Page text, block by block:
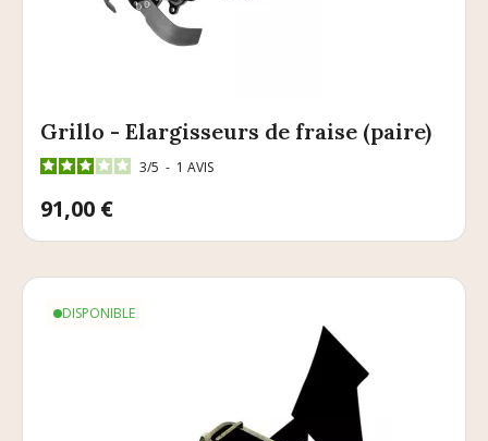
Grillo - Elargisseurs de fraise (paire)
3/5 - 1 AVIS
Prix
91,00 €
DISPONIBLE